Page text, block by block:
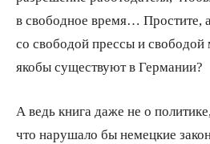
в свободное время… Простите, а
со свободой прессы и свободой
якобы существуют в Германии?
А ведь книга даже не о
что нарушало бы немецкие